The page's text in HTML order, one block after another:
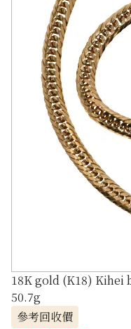
18K gold (K18) Kihei
50.7g
參考回收價